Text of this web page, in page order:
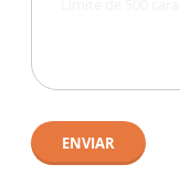
ENVIAR